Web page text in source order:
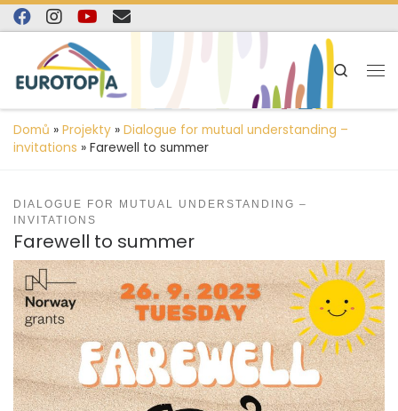
content
Skip to content
Search
Domů » Projekty » Dialogue for mutual understanding –
invitations » Farewell to summer
DIALOGUE FOR MUTUAL UNDERSTANDING –
INVITATIONS
Farewell to summer